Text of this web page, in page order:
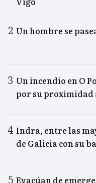
Un hombre se
Un incendio en O
por su proximidad
Indra, entre las
de Galicia con su
Evacúan de